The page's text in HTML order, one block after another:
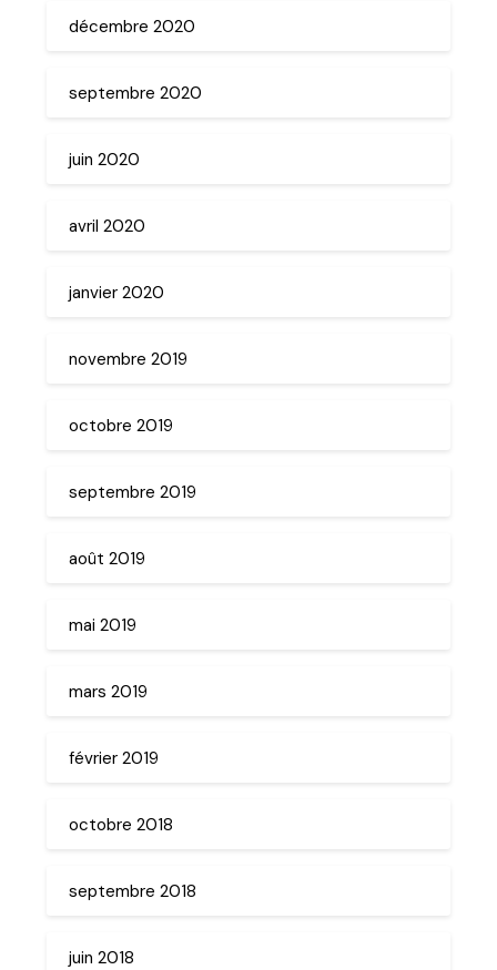
décembre 2020
septembre 2020
juin 2020
avril 2020
janvier 2020
novembre 2019
octobre 2019
septembre 2019
août 2019
mai 2019
mars 2019
février 2019
octobre 2018
septembre 2018
juin 2018